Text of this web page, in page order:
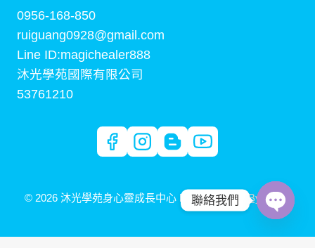
0956-168-850
ruiguang0928@gmail.com
Line ID:magichealer888
沐光學苑國際有限公司
53761210
© 2026 沐光學苑身心靈成長中心 Built ByDigital By Arden
聯絡我們